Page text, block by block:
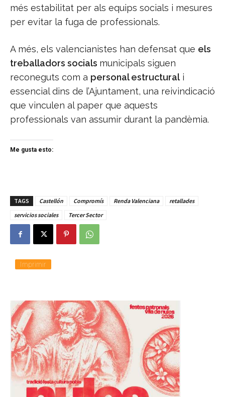
més estabilitat per als equips socials i mesures
per evitar la fuga de professionals.
A més, els valencianistes han defensat que els
treballadors socials municipals siguen
reconeguts com a personal estructurali
essencial dins de l’Ajuntament, una reivindicació
que vinculen al paper que aquests
professionals van assumir durant la pandèmia.
Me gusta esto:
TAGS Castellón Compromís Renda Valenciana
retallades
servicios sociales
Tercer Sector
Imprimir